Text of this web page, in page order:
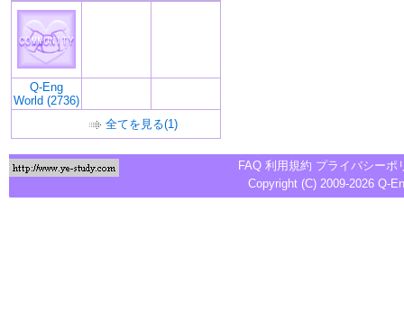
Q-Eng
World (2736)
全てを見る(1)
FAQ 利用規約 プライバシーポ
Copyright (C) 2009-2026 Q-